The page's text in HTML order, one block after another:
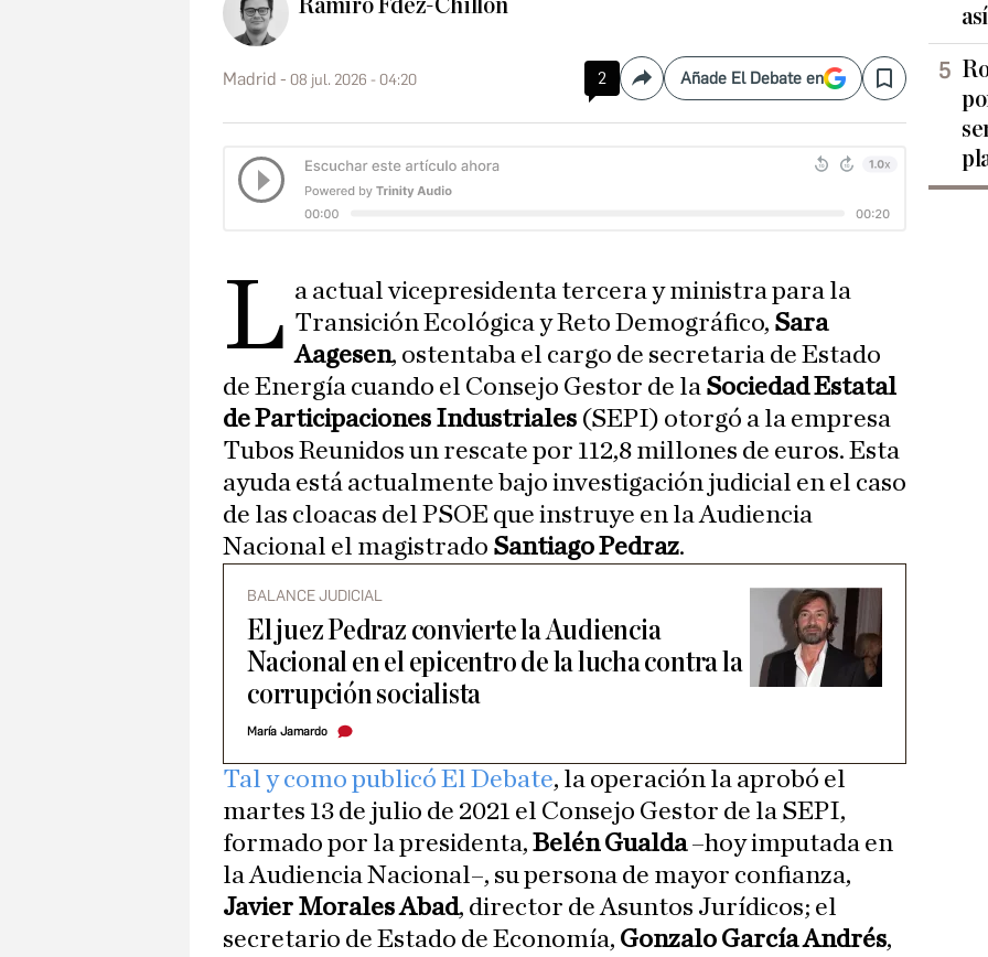
Ramiro Fdez-Chillón
Madrid 08 jul. 2026 - 04:20 2 CompartirAñade El Debate en Save
L a actual vicepresidenta tercera y ministra para la
Transición Ecológica y Reto Demográfico, Sara
Aagesen, ostentaba el cargo de secretaria de Estado
de Energía cuando el Consejo Gestor de la Sociedad Estatal
de Participaciones Industriales (SEPI) otorgó a la empresa
Tubos Reunidos un rescate por 112,8 millones de euros. Esta
ayuda está actualmente bajo investigación judicial en el caso
de las cloacas del PSOE que instruye en la Audiencia
Nacional el magistrado Santiago Pedraz.
BALANCE JUDICIAL
El juez Pedraz convierte la Audiencia
Nacional en el epicentro de la lucha contra la
corrupción socialista
María Jamardo
Tal y como publicó El Debate, la operación la aprobó el
martes 13 de julio de 2021 el Consejo Gestor de la SEPI,
formado por la presidenta, Belén Gualda–hoy imputada en
la Audiencia Nacional–, su persona de mayor confianza,
Javier Morales Abad, director de Asuntos Jurídicos; el
secretario de Estado de Economía, Gonzalo García Andrés,